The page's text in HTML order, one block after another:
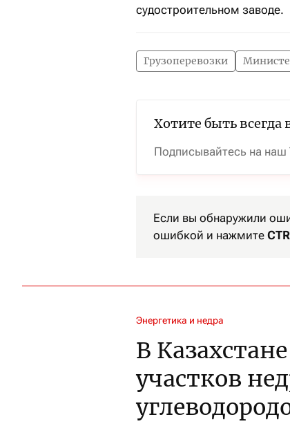
судостроительном заводе.
Грузоперевозки
Хотите быть всегда
Подписывайтесь на наш
Если вы обнаружили
ошибкой и нажмите
Энергетика и недра
В
участков